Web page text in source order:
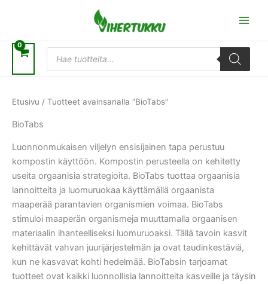
Products
search
Etusivu / Tuotteet avainsanalla “BioTabs”
BioTabs
Luonnonmukaisen viljelyn ensisijainen tapa perustuu
kompostin käyttöön. Kompostin perusteella on kehitetty
useita orgaanisia strategioita. BioTabs tuottaa orgaanisia
lannoitteita ja luomuruokaa käyttämällä orgaanista
maaperää parantavien organismien voimaa. BioTabs
stimuloi maaperän organismeja muuttamalla orgaanisen
materiaalin ihanteelliseksi luomuruoaksi. Tällä tavoin kasvit
kehittävät vahvan juurijärjestelmän ja ovat taudinkestäviä,
kun ne kasvavat kohti hedelmää. BioTabsin tarjoamat
tuotteet ovat kaikki luonnollisia lannoitteita kasveille ja täysin